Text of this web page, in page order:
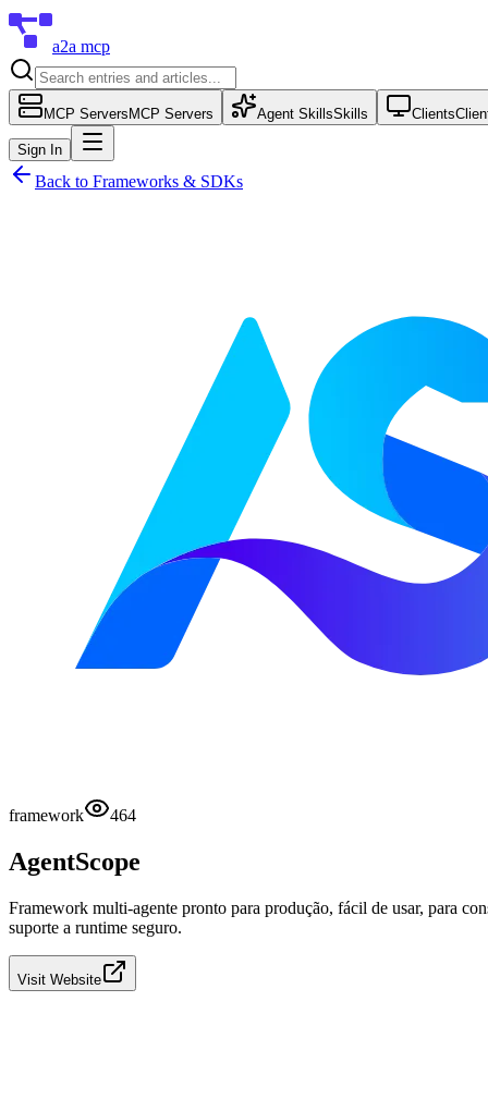
a2a mcp
MCP Servers MCP Servers Agent SkillsSkills Clients
Sign In
Back to Frameworks & SDKs
framework 464
AgentScope
Framework multi-agente pronto para produção, fácil de usar, para
suporte a runtime seguro.
Visit Website